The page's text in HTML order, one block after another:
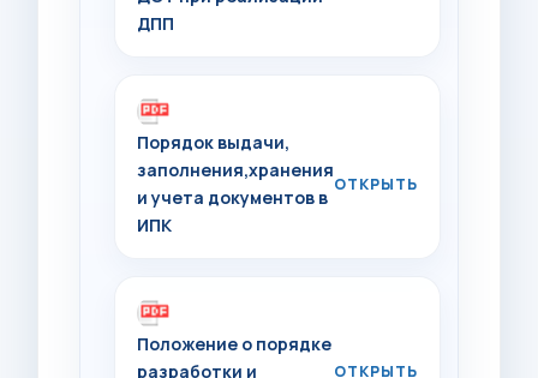
ДПП
Порядок выдачи,
заполнения,хранения
и учета документов в
ИПК
Положение о порядке
разработки и